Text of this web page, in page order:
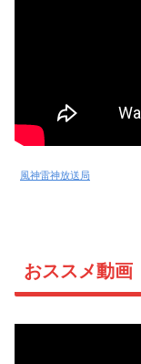
風神雷神放送局
おススメ動画